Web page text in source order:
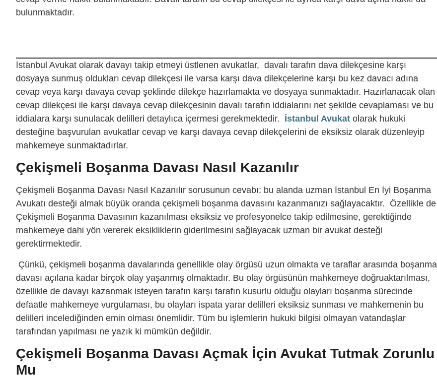
bulunmaktadır.
İstanbul Avukat olarak davayı takip etmeyi üstlenen avukatlar, davalı tarafın dava dilekçesine karşı
dosyaya sunmuş oldukları cevap dilekçesi ile varsa karşı dava dilekçelerine karşı bu kez davacı adına
cevap veya karşı davaya cevap şeklinde dilekçe hazırlamakta ve dosyaya sunmaktadır. Hazırlanacak olan
cevap dilekçesi ile karşı davaya cevap dilekçesinin davalı tarafın iddialarını net şekilde cevaplaması ve bu
iddialara karşı sunulacak delilleri detaylıca içermesi gerekmektedir. İstanbul Avukat olarak hukuki
desteğine başvurulan avukatlar cevap ve karşı davaya cevap dilekçelerini de eksiksiz olarak düzenleyip
mahkemeye sunmaktadırlar.
Çekişmeli Boşanma Davası Nasıl Kazanılır
Çekişmeli Boşanma Davası Nasıl Kazanılır sorusunun cevabı; bu alanda uzman İstanbul En İyi Boşanma
Avukatı desteği almak büyük oranda çekişmeli boşanma davasını kazanmanızı sağlayacaktır. Özellikle de
Çekişmeli Boşanma Davasının kazanılması eksiksiz ve profesyonelce takip edilmesine, gerektiğinde
mahkemeye dahi yön vererek eksikliklerin giderilmesini sağlayacak uzman bir avukat desteği
gerektirmektedir.
Çünkü, çekişmeli boşanma davalarında genellikle olay örgüsü uzun olmakta ve taraflar arasında boşanma
davası açılana kadar birçok olay yaşanmış olmaktadır. Bu olay örgüsünün mahkemeye doğruaktarılması,
özellikle de davayı kazanmak isteyen tarafın karşı tarafın kusurlu olduğu olayları boşanma sürecinde
defaatle mahkemeye vurgulaması, bu olayları ispata yarar delilleri eksiksiz sunması ve mahkemenin bu
delilleri incelediğinden emin olması önemlidir. Tüm bu işlemlerin hukuki bilgisi olmayan vatandaşlar
tarafından yapılması ne yazık ki mümkün değildir.
Çekişmeli Boşanma Davası Açmak İçin Avukat Tutmak Zorunlu
Mu